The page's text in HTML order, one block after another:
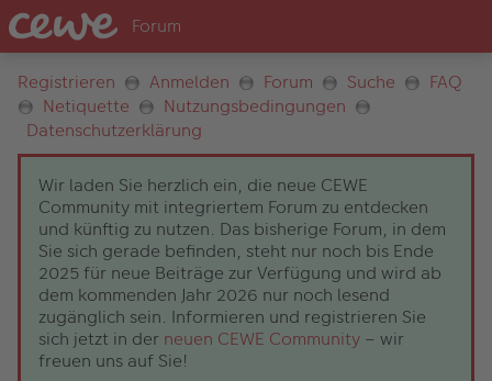
Registrieren Anmelden Forum Suche
FAQ
Netiquette
Nutzungsbedingungen
Datenschutzerklärung
Wir laden Sie herzlich ein, die neue CEWE
Community mit integriertem Forum zu entdecken
und künftig zu nutzen. Das bisherige Forum, in dem
Sie sich gerade befinden, steht nur noch bis Ende
2025 für neue Beiträge zur Verfügung und wird ab
dem kommenden Jahr 2026 nur noch lesend
zugänglich sein. Informieren und registrieren Sie
sich jetzt in der neuen CEWE Community – wir
freuen uns auf Sie!